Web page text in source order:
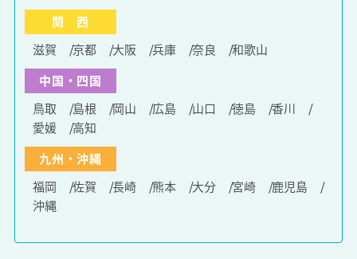
関 西
滋賀
京都 大阪 兵庫 奈良
和歌山
中国・四国
鳥取
島根 岡山 広島 山口 徳島
香川
愛媛
高知
九州・沖縄
福岡
佐賀 長崎 熊本 大分 宮崎
鹿児島
沖縄